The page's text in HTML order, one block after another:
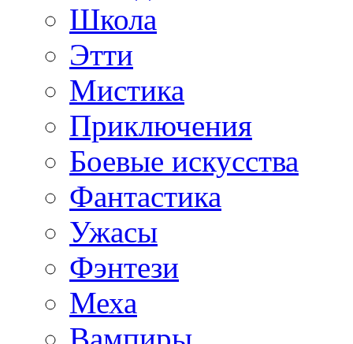
Школа
Этти
Мистика
Приключения
Боевые искусства
Фантастика
Ужасы
Фэнтези
Меха